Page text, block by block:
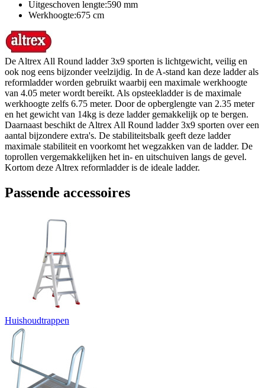
Uitgeschoven lengte:590 mm
Werkhoogte:675 cm
De Altrex All Round ladder 3x9 sporten is lichtgewicht, veilig en
ook nog eens bijzonder veelzijdig. In de A-stand kan deze ladder als
reformladder worden gebruikt waarbij een maximale werkhoogte
van 4.05 meter wordt bereikt. Als opsteekladder is de maximale
werkhoogte zelfs 6.75 meter. Door de opberglengte van 2.35 meter
en het gewicht van 14kg is deze ladder gemakkelijk op te bergen.
Daarnaast beschikt de Altrex All Round ladder 3x9 sporten over een
aantal bijzondere extra's. De stabiliteitsbalk geeft deze ladder
maximale stabiliteit en voorkomt het wegzakken van de ladder. De
toprollen vergemakkelijken het in- en uitschuiven langs de gevel.
Kortom deze Altrex reformladder is de ideale ladder.
Passende accessoires
Huishoudtrappen